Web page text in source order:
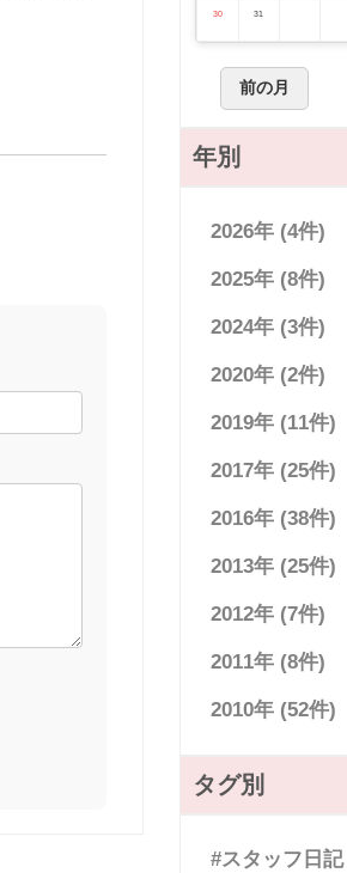
30 31
前の月
年別
2026年 (4件)
2025年 (8件)
2024年 (3件)
2020年 (2件)
2019年 (11件)
2017年 (25件)
2016年 (38件)
2013年 (25件)
2012年 (7件)
2011年 (8件)
2010年 (52件)
タグ別
#スタッフ日